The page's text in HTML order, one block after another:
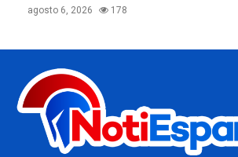
agosto 6, 2026 178